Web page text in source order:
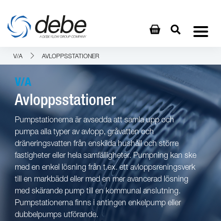
V/A AVLOPPSSTATIONER
V/A
Avloppsstationer
Pumpstationerna är avsedda att samla upp och
pumpa alla typer av avlopp, gråvatten och
dräneringsvatten från enskilda hushåll och större
fastigheter eller hela samfälligheter. Pumpning kan ske
med en enkel lösning från t.ex. ett avloppsreningsverk
till en markbädd eller med en mer avancerad lösning
med skärande pump till en kommunal anslutning.
Pumpstationerna finns i antingen enkelpump eller
dubbelpumps utförande.